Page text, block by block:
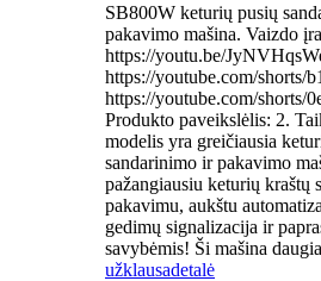
SB800W keturių pusių
pakavimo mašina. Vaizdo
https://youtu.be/
https://youtube.com/shorts/
https://youtube.com/shorts/
Produkto paveikslėlis: 2.
modelis yra greičiausia
sandarinimo ir pakavimo
pažangiausiu keturių kraštų
pakavimu, aukštu
gedimų signalizacija ir
savybėmis! Ši mašina
užklausadetalė